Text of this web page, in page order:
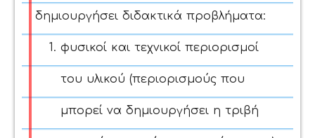
δημιουργήσει διδακτικά προβλήματα:
φυσικοί και τεχνικοί περιορισμοί
του υλικού (περιορισμούς που
μπορεί να δημιουργήσει η τριβή